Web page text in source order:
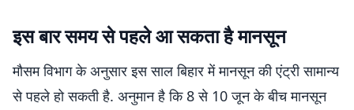
इस बार समय से पहले आ सकता है मानसून
मौसम विभाग के अनुसार इस साल बिहार में मानसून की एंट्री सामान्य
से पहले हो सकती है. अनुमान है कि 8 से 10 जून के बीच मानसून